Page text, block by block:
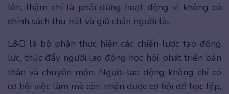
lên, thậm chí là phải dừng hoạt động vì không có
chính sách thu hút và giữ chân người tài.
L&D là bộ phận thực hiện các chiến lược tạo động
lực, thúc đẩy người lao động học hỏi, phát triển bản
thân và chuyên môn. Người lao động không chỉ có
cơ hội việc làm mà còn nhận được cơ hội để học tập,